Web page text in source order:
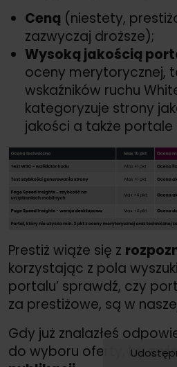
Ceną (niestety,
zazwyczaj droższe);
Wysoką jakością
oceny merytorycznej,
wskaźników ruchu
kategoryzuje strony
jakości a także
Prestiż wiąże się z
korzystając z pola
portalu’ sprawdź, czy
za prestiżowe, są w
Gdy już znalazłeś
do wyboru oferty, by